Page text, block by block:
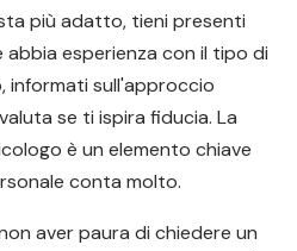
più adatto, tieni presenti
esperienza con il tipo di
informati sull'approccio
se ti ispira fiducia. La
è un elemento chiave
conta molto.
aver paura di chiedere un